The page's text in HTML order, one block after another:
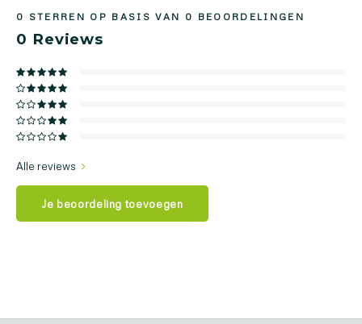
0 STERREN OP BASIS VAN 0 BEOORDELINGEN
0 Reviews
Alle reviews
Je beoordeling toevoegen